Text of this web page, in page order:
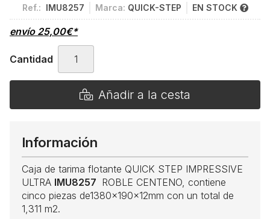
Ref.: IMU8257 Marca: QUICK-STEP EN STOCK
envío 25,00€*
Cantidad
Añadir a la cesta
Información
Caja de tarima flotante QUICK STEP IMPRESSIVE
ULTRA IMU8257 ROBLE CENTENO, contiene
cinco piezas de1380x190x12mm con un total de
1,311 m2.